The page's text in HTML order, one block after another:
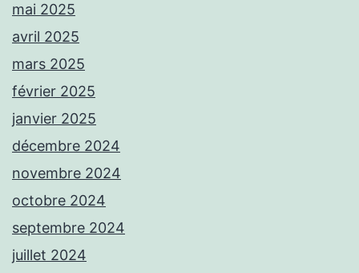
mai 2025
avril 2025
mars 2025
février 2025
janvier 2025
décembre 2024
novembre 2024
octobre 2024
septembre 2024
juillet 2024